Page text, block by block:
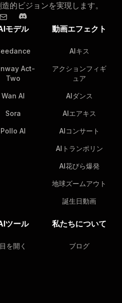
的ビジョンを実現します。
モデル
Act-
Two
Wan AI
Sora
Pollo AI
動画エフェクト
AIキス
アクションフィギ
ュア
AIダンス
AIエアキス
AIコンサート
AIトランポリン
AI花びら爆発
地球ズームアウト
誕生日動画
ツール
目を開く
私たちについて
ブログ